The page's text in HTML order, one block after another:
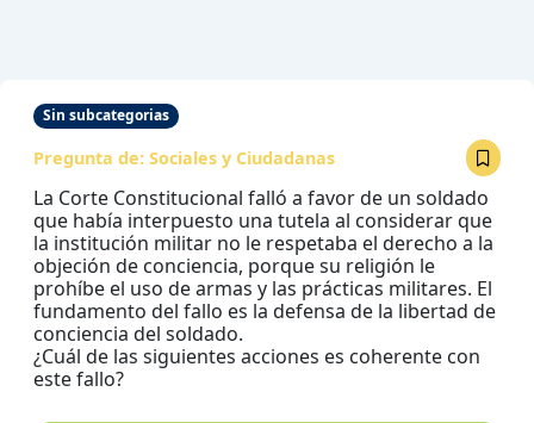
Sin subcategorias
Pregunta de: Sociales y Ciudadanas
La Corte Constitucional falló a favor de un soldado
que había interpuesto una tutela al considerar que
la institución militar no le respetaba el derecho a la
objeción de conciencia, porque su religión le
prohíbe el uso de armas y las prácticas militares. El
fundamento del fallo es la defensa de la libertad de
conciencia del soldado.
¿Cuál de las siguientes acciones es coherente con
este fallo?